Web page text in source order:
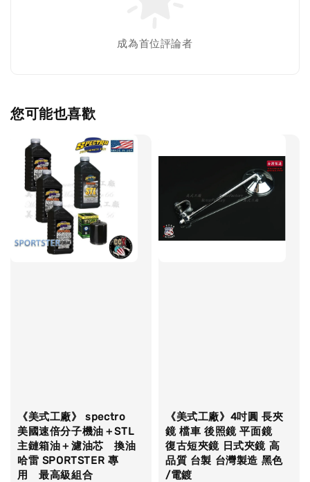
成為首位評論者
您可能也喜歡
《美式工廠》 spectro
美國速倍分子機油＋STL
主鏈箱油＋濾油芯 換油
哈雷 SPORTSTER 專
用 最高級組合
《美式工廠》4吋圓 長夾
鏡 檔車 後照鏡 平面鏡
復古短夾鏡 日式夾鏡 高
品質 台製 台灣製造 黑色
/電鍍